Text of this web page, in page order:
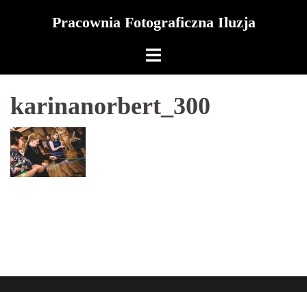
Pracownia Fotograficzna Iluzja
karinanorbert_300